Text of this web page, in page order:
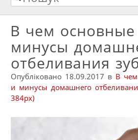
В чем
минусы
отбеливания
Опубліковано 18.09.2017 в В
и минусы домашнего
384px)